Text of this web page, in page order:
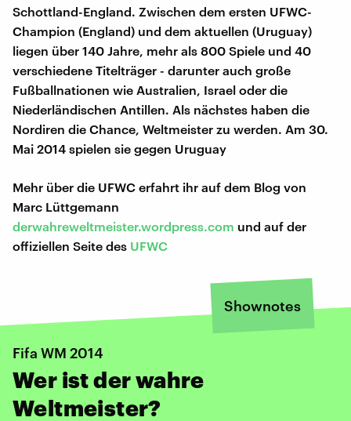
Schottland-England. Zwischen dem ersten UFWC-
Champion (England) und dem aktuellen (Uruguay)
liegen über 140 Jahre, mehr als 800 Spiele und 40
verschiedene Titelträger - darunter auch große
Fußballnationen wie Australien, Israel oder die
Niederländischen Antillen. Als nächstes haben die
Nordiren die Chance, Weltmeister zu werden. Am 30.
Mai 2014 spielen sie gegen Uruguay
Mehr über die UFWC erfahrt ihr auf dem Blog von
Marc Lüttgemann
derwahreweltmeister.wordpress.com und auf der
offiziellen Seite des UFWC
Shownotes
Fifa WM 2014
Wer ist der wahre
Weltmeister?